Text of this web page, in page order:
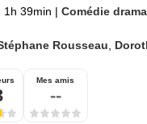
1h 39min | Comédie
Rousseau
Mes amis
--